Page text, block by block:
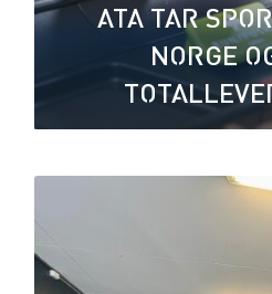
ATA TAR
NORGE